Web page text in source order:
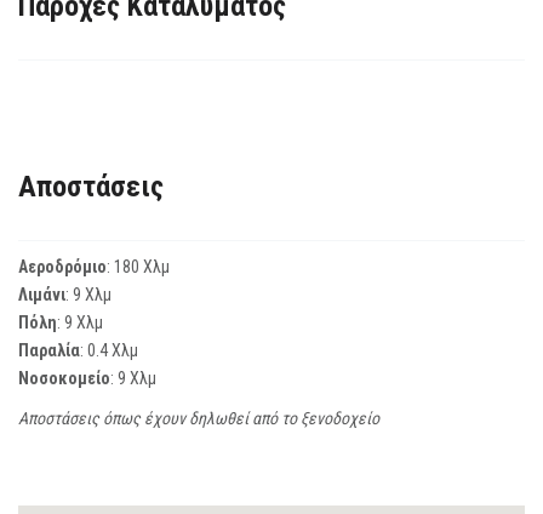
Αποστάσεις
Αεροδρόμιο: 180 Χλμ
Λιμάνι: 9 Χλμ
Πόλη: 9 Χλμ
Παραλία: 0.4 Χλμ
Νοσοκομείο: 9 Χλμ
Αποστάσεις όπως έχουν δηλωθεί από το ξενοδοχείο